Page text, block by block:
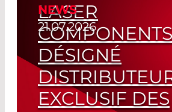
NEWS
21.07.2026
LASER
DÉSIGNÉ
EXCLUSIF DES